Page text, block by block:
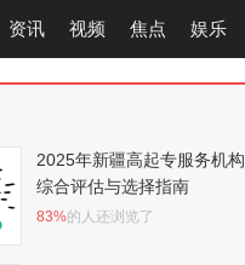
资讯 视频 焦点 娱乐
2025年新疆高起专服务机构
综合评估与选择指南
83%的人还浏览了